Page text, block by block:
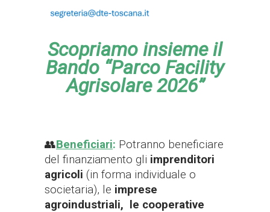
Scopriamo insieme il
Bando “Parco Facility
Agrisolare 2026”
👥Beneficiari: Potranno beneficiare
del finanziamento gli imprenditori
agricoli (in forma individuale o
societaria), le imprese
agroindustriali,
le cooperative